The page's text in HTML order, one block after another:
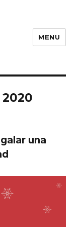
MENU
una